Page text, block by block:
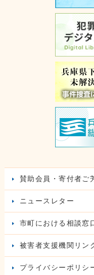
賛助会員・寄付者ご
ニュースレター
市町における相談窓
被害者支援機関リン
プライバシーポリシ